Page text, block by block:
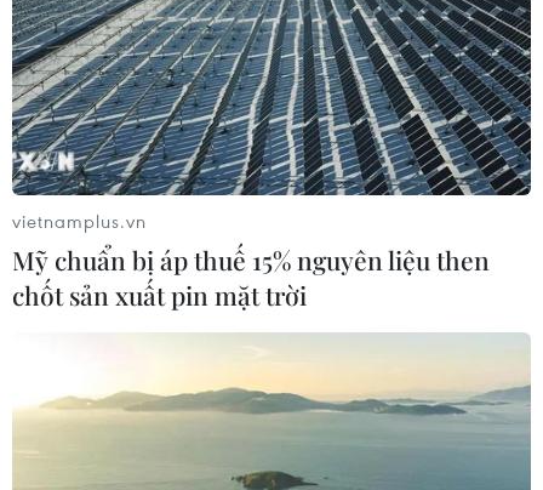
vietnamplus.vn
Mỹ chuẩn bị áp thuế 15% nguyên liệu then
chốt sản xuất pin mặt trời